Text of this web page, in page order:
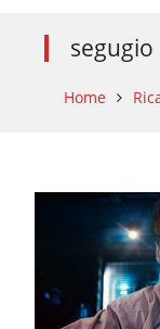
segugio
Home